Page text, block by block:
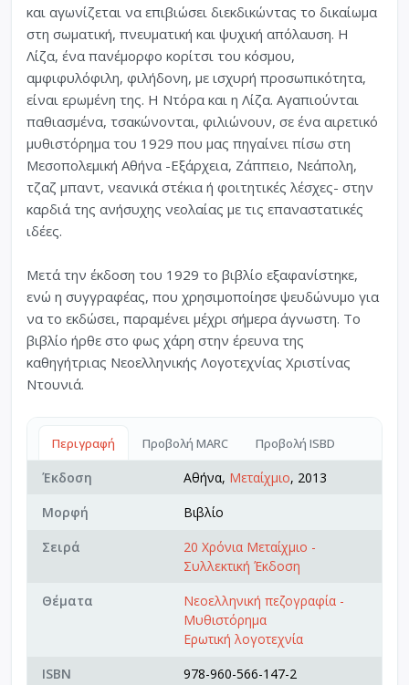
και αγωνίζεται να επιβιώσει διεκδικώντας το δικαίωμα
στη σωματική, πνευματική και ψυχική απόλαυση. Η
Λίζα, ένα πανέμορφο κορίτσι του κόσμου,
αμφιφυλόφιλη, φιλήδονη, με ισχυρή προσωπικότητα,
είναι ερωμένη της. Η Ντόρα και η Λίζα. Αγαπιούνται
παθιασμένα, τσακώνονται, φιλιώνουν, σε ένα αιρετικό
μυθιστόρημα του 1929 που μας πηγαίνει πίσω στη
Μεσοπολεμική Αθήνα -Εξάρχεια, Ζάππειο, Νεάπολη,
τζαζ μπαντ, νεανικά στέκια ή φοιτητικές λέσχες- στην
καρδιά της ανήσυχης νεολαίας με τις επαναστατικές
ιδέες.
Μετά την έκδοση του 1929 το βιβλίο εξαφανίστηκε,
ενώ η συγγραφέας, που χρησιμοποίησε ψευδώνυμο για
να το εκδώσει, παραμένει μέχρι σήμερα άγνωστη. Το
βιβλίο ήρθε στο φως χάρη στην έρευνα της
καθηγήτριας Νεοελληνικής Λογοτεχνίας Χριστίνας
Ντουνιά.
Περιγραφή Προβολή MARC Προβολή ISBD
Έκδοση Αθήνα, Μεταίχμιο, 2013
Μορφή
Βιβλίο
Σειρά
20 Χρόνια Μεταίχμιο -
Συλλεκτική Έκδοση
Θέματα
Νεοελληνική πεζογραφία -
Μυθιστόρημα
Ερωτική λογοτεχνία
ISBN
978-960-566-147-2